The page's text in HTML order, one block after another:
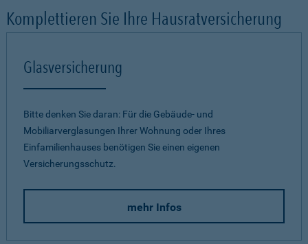
Komplettieren Sie Ihre Hausratversicherung
Glasversicherung
Bitte denken Sie daran: Für die Gebäude- und
Mobiliarverglasungen Ihrer Wohnung oder Ihres
Einfamilienhauses benötigen Sie einen eigenen
Versicherungsschutz.
mehr Infos